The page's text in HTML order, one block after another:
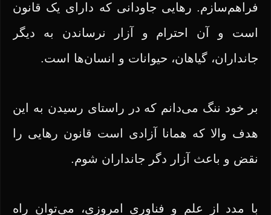
فراهم‌سازم. رهایی جاودانی که دارای یک قانون
است و آن احترام و آزار نرساندن به دیگر
جانداران، گیاهان، حیوانات و انسان‌ها است.
بر خود ننگ می‌دانم که در راستای رسیدن به این
هدف والا که همانا آزادی است قانون رهایی را
نقض و باعث آزار دگر جانداران شوم.
با مدد از علم و فناوری امروزی، می‌توان راه